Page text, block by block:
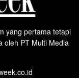
yang pertama tetapi
oleh PT Multi Media